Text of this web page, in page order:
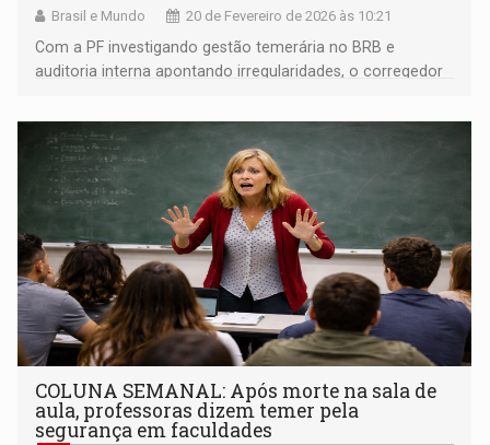
Brasil e Mundo 20 de Fevereiro de 2026 às 10:21
Com a PF investigando gestão temerária no BRB e
auditoria interna apontando irregularidades, o corregedor
sobre recursos que podem somar R$ 30 bi
COLUNA SEMANAL: Após morte na sala de
aula, professoras dizem temer pela
segurança em faculdades